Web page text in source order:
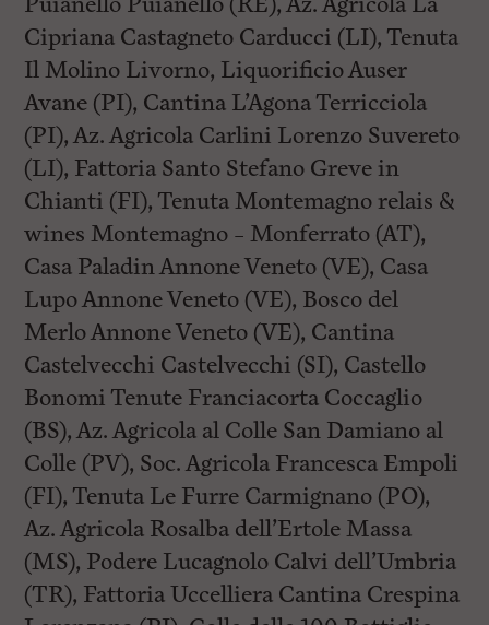
Cipriana Castagneto Carducci (LI), Tenuta
Il Molino Livorno, Liquorificio Auser
Avane (PI), Cantina L’Agona Terricciola
(PI), Az. Agricola Carlini Lorenzo Suvereto
(LI), Fattoria Santo Stefano Greve in
Chianti (FI), Tenuta Montemagno relais &
wines Montemagno – Monferrato (AT),
Casa Paladin Annone Veneto (VE), Casa
Lupo Annone Veneto (VE), Bosco del
Merlo Annone Veneto (VE), Cantina
Castelvecchi Castelvecchi (SI), Castello
Bonomi Tenute Franciacorta Coccaglio
(BS), Az. Agricola al Colle San Damiano al
Colle (PV), Soc. Agricola Francesca Empoli
(FI), Tenuta Le Furre Carmignano (PO),
Az. Agricola Rosalba dell’Ertole Massa
(MS), Podere Lucagnolo Calvi dell’Umbria
(TR), Fattoria Uccelliera Cantina Crespina